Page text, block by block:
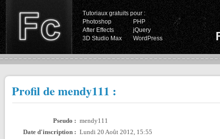
Tutoriaux gratuits pour :
Photoshop
PHP
After Effects
jQuery
3D Studio Max
WordPress
Profil de mendy111 :
Pseudo : mendy111
Date d'inscription : Lundi 20 Août 2012, 15:55